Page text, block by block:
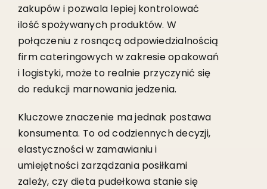
zakupów i pozwala lepiej kontrolować
ilość spożywanych produktów. W
połączeniu z rosnącą odpowiedzialnością
firm cateringowych w zakresie opakowań
i logistyki, może to realnie przyczynić się
do redukcji marnowania jedzenia.
Kluczowe znaczenie ma jednak postawa
konsumenta. To od codziennych decyzji,
elastyczności w zamawianiu i
umiejętności zarządzania posiłkami
zależy, czy dieta pudełkowa stanie się